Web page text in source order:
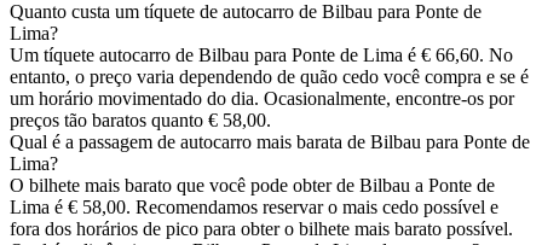
Quanto custa um tíquete de autocarro de Bilbau para Ponte de
Lima?
Um tíquete autocarro de Bilbau para Ponte de Lima é € 66,60. No
entanto, o preço varia dependendo de quão cedo você compra e se é
um horário movimentado do dia. Ocasionalmente, encontre-os por
preços tão baratos quanto € 58,00.
Qual é a passagem de autocarro mais barata de Bilbau para Ponte de
Lima?
O bilhete mais barato que você pode obter de Bilbau a Ponte de
Lima é € 58,00. Recomendamos reservar o mais cedo possível e
fora dos horários de pico para obter o bilhete mais barato possível.